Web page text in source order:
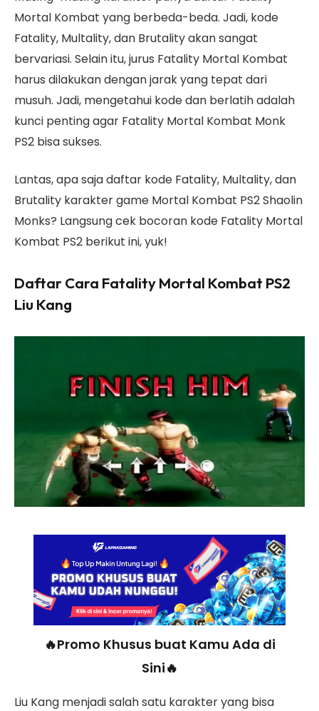
Mortal Kombat yang berbeda-beda. Jadi, kode
Fatality, Multality, dan Brutality akan sangat
bervariasi. Selain itu, jurus Fatality Mortal Kombat
harus dilakukan dengan jarak yang tepat dari
musuh. Jadi, mengetahui kode dan berlatih adalah
kunci penting agar Fatality Mortal Kombat Monk
PS2 bisa sukses.
Lantas, apa saja daftar kode Fatality, Multality, dan
Brutality karakter game Mortal Kombat PS2 Shaolin
Monks? Langsung cek bocoran kode Fatality Mortal
Kombat PS2 berikut ini, yuk!
Daftar Cara Fatality Mortal Kombat PS2
Liu Kang
🔥Promo Khusus buat Kamu Ada di
Sini🔥
Liu Kang menjadi salah satu karakter yang bisa